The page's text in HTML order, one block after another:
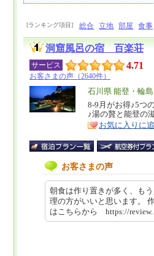
[ランキング項目] 総合 立地 部屋 食事
洞窟風呂の宿 百楽荘
サービス 4.71
お客さまの声（2640件）
エ
リ
ア
石川県 能登・輪
特
徴
8-9月がお得♪5つ
♪湯の贅と能登の
お気に入りに
お客さまの声
朝食は作り置きが多く、も
理の方がいいと思います。
はこちらから https://